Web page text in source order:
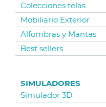
Colecciones telas
Mobiliario Exterior
Alfombras y Mantas
Best sellers
SIMULADORES
Simulador 3D